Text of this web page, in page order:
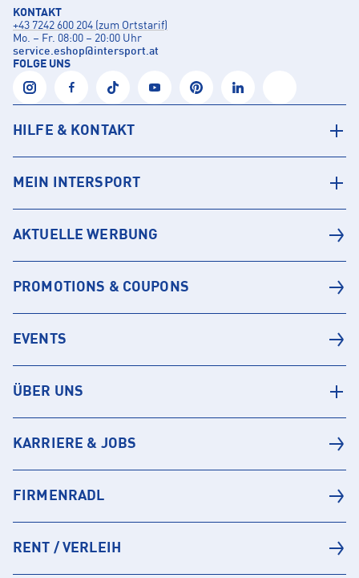
KONTAKT
+43 7242 600 204 (zum Ortstarif)
Mo. – Fr. 08:00 – 20:00 Uhr
service.eshop@intersport.at
FOLGE UNS
HILFE & KONTAKT
MEIN INTERSPORT
AKTUELLE WERBUNG
PROMOTIONS & COUPONS
EVENTS
ÜBER UNS
KARRIERE & JOBS
FIRMENRADL
RENT / VERLEIH